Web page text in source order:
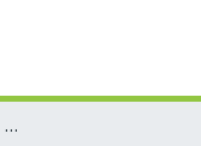
POLÍCIA COMUNITÁRIA: RESULTADOS POSITIVOS DA PROXIMIDADE NA RELAÇÃO PM/COMUNIDADE